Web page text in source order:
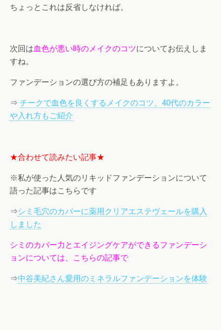
ちょっとこれは反省しなければ。
次回は血色が悪い時のメイクのコツについてお伝えしま
すね。
ファンデーションの選び方の補足もありますよ。
⇒ チークで血色を良くするメイクのコツ、40代のカラー
や入れ方もご紹介
★合わせて読みたい記事★
※私が使った人気のリキッドファンデーションについて
語った記事はこちらです
⇒シミ毛穴のカバーに薬用クリアエステヴェールを購入
しました
シミのカバー力とエイジングケアができるファンデーシ
ョンについては、こちらの記事で
⇒中谷美紀さん愛用のミネラルファンデーションを体験